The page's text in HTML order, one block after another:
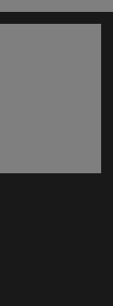
ventana)
ventana)